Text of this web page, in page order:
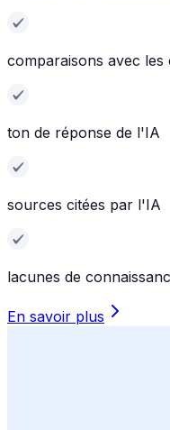
comparaisons avec
ton de réponse de l'IA
sources citées par l'IA
lacunes de
En savoir plus